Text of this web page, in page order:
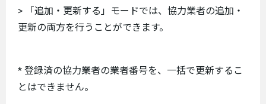
> 「追加・更新する」モードでは、協力業者の追加・
更新の両方を行うことができます。
* 登録済の協力業者の業者番号を、一括で更新するこ
とはできません。